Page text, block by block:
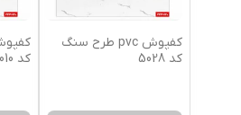
کفپوش pvc طرح سنگ
کد 5028
کد 5010